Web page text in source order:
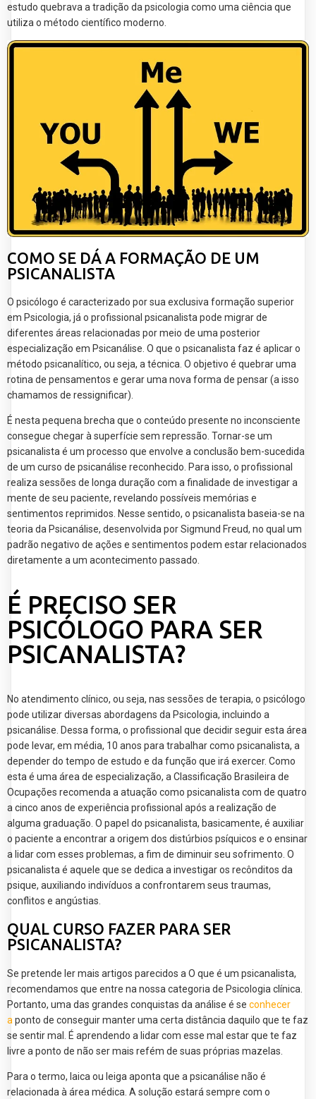
estudo quebrava a tradição da psicologia como uma ciência que
utiliza o método científico moderno.
COMO SE DÁ A FORMAÇÃO DE UM
PSICANALISTA
O psicólogo é caracterizado por sua exclusiva formação superior
em Psicologia, já o profissional psicanalista pode migrar de
diferentes áreas relacionadas por meio de uma posterior
especialização em Psicanálise. O que o psicanalista faz é aplicar o
método psicanalítico, ou seja, a técnica. O objetivo é quebrar uma
rotina de pensamentos e gerar uma nova forma de pensar (a isso
chamamos de ressignificar).
É nesta pequena brecha que o conteúdo presente no inconsciente
consegue chegar à superfície sem repressão. Tornar-se um
psicanalista é um processo que envolve a conclusão bem-sucedida
de um curso de psicanálise reconhecido. Para isso, o profissional
realiza sessões de longa duração com a finalidade de investigar a
mente de seu paciente, revelando possíveis memórias e
sentimentos reprimidos. Nesse sentido, o psicanalista baseia-se na
teoria da Psicanálise, desenvolvida por Sigmund Freud, no qual um
padrão negativo de ações e sentimentos podem estar relacionados
diretamente a um acontecimento passado.
É PRECISO SER
PSICÓLOGO PARA SER
PSICANALISTA?
No atendimento clínico, ou seja, nas sessões de terapia, o psicólogo
pode utilizar diversas abordagens da Psicologia, incluindo a
psicanálise. Dessa forma, o profissional que decidir seguir esta área
pode levar, em média, 10 anos para trabalhar como psicanalista, a
depender do tempo de estudo e da função que irá exercer. Como
esta é uma área de especialização, a Classificação Brasileira de
Ocupações recomenda a atuação como psicanalista com de quatro
a cinco anos de experiência profissional após a realização de
alguma graduação. O papel do psicanalista, basicamente, é auxiliar
o paciente a encontrar a origem dos distúrbios psíquicos e o ensinar
a lidar com esses problemas, a fim de diminuir seu sofrimento. O
psicanalista é aquele que se dedica a investigar os recônditos da
psique, auxiliando indivíduos a confrontarem seus traumas,
conflitos e angústias.
QUAL CURSO FAZER PARA SER
PSICANALISTA?
Se pretende ler mais artigos parecidos a O que é um psicanalista,
recomendamos que entre na nossa categoria de Psicologia clínica.
Portanto, uma das grandes conquistas da análise é se conhecer
a ponto de conseguir manter uma certa distância daquilo que te faz
se sentir mal. É aprendendo a lidar com esse mal estar que te faz
livre a ponto de não ser mais refém de suas próprias mazelas.
Para o termo, laica ou leiga aponta que a psicanálise não é
relacionada à área médica. A solução estará sempre com o